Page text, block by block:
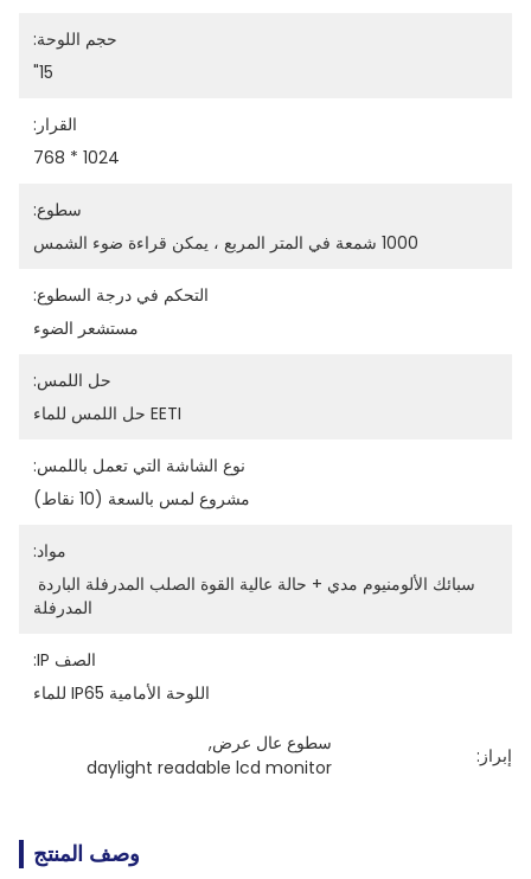
حجم اللوحة:
15"
القرار:
1024 * 768
سطوع:
1000 شمعة في المتر المربع ، يمكن قراءة ضوء الشمس
التحكم في درجة السطوع:
مستشعر الضوء
حل اللمس:
EETI حل اللمس للماء
نوع الشاشة التي تعمل باللمس:
مشروع لمس بالسعة (10 نقاط)
مواد:
المدرفلة
الصف IP:
اللوحة الأمامية IP65 للماء
إبراز:
سطوع عال عرض,
daylight readable lcd monitor
وصف المنتج